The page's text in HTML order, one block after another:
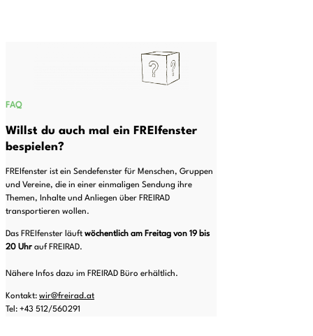
FAQ
Willst du auch mal ein FREIfenster
bespielen?
FREIfenster ist ein Sendefenster für Menschen, Gruppen
und Vereine, die in einer einmaligen Sendung ihre
Themen, Inhalte und Anliegen über FREIRAD
transportieren wollen.
Das FREIfenster läuft wöchentlich am Freitag von 19 bis
20 Uhr auf FREIRAD.
Nähere Infos dazu im FREIRAD Büro erhältlich.
Kontakt: wir@freirad.at
Tel: +43 512/560291